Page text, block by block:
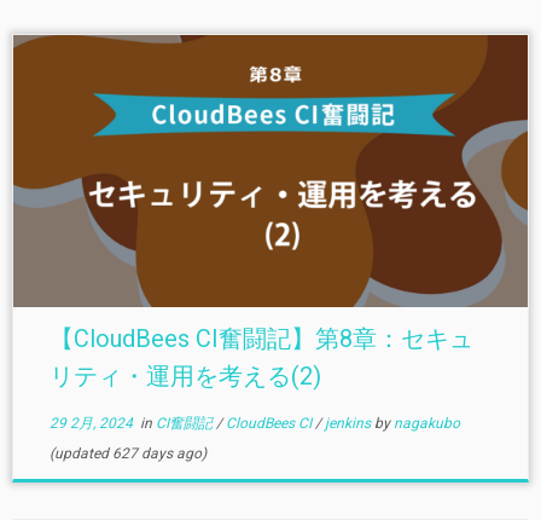
【CloudBees CI奮闘記】第8章：セキュ
リティ・運用を考える(2)
29 2月, 2024in CI奮闘記/CloudBees CI/jenkins by nagakubo
(updated 627 days ago)